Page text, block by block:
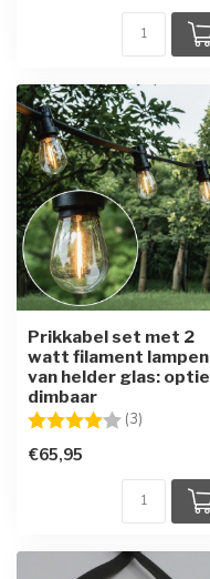
Prikkabel set met 2
watt filament lampen
van helder glas: optie
dimbaar
Beoordeling: (3)
€65,95